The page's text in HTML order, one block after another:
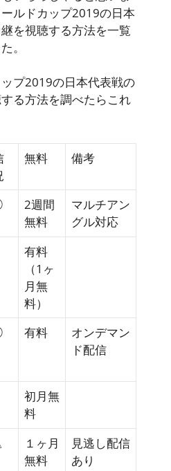
ルドカップ2019の日本
を視聴する方法を一覧
。
プ2019の日本代表戦の
る方法を調べたらこれ
無料 備考
2週間
無料
マルチアン
グル対応
有料
（1ヶ
月無
料）
有料
オンデマン
ド配信
初月無
料
１ヶ月
無料
見逃し配信
あり